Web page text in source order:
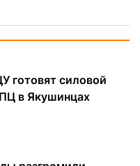
готовят силовой
в Якушинцах